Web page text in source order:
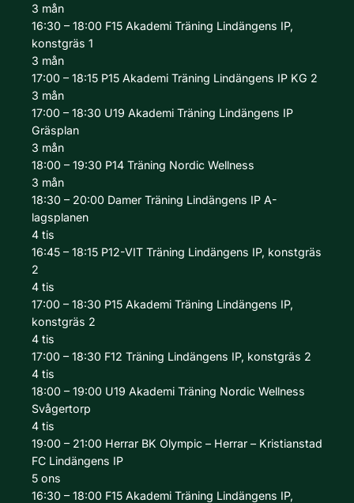
3 mån
16:30 – 18:00 F15 Akademi Träning Lindängens IP,
konstgräs 1
3 mån
17:00 – 18:15 P15 Akademi Träning Lindängens IP KG 2
3 mån
17:00 – 18:30 U19 Akademi Träning Lindängens IP
Gräsplan
3 mån
18:00 – 19:30 P14 Träning Nordic Wellness
3 mån
18:30 – 20:00 Damer Träning Lindängens IP A-
lagsplanen
4 tis
16:45 – 18:15 P12-VIT Träning Lindängens IP, konstgräs
2
4 tis
17:00 – 18:30 P15 Akademi Träning Lindängens IP,
konstgräs 2
4 tis
17:00 – 18:30 F12 Träning Lindängens IP, konstgräs 2
4 tis
18:00 – 19:00 U19 Akademi Träning Nordic Wellness
Svågertorp
4 tis
19:00 – 21:00 Herrar BK Olympic – Herrar – Kristianstad
FC Lindängens IP
5 ons
16:30 – 18:00 F15 Akademi Träning Lindängens IP,